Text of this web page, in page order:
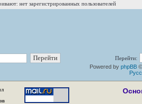
нет зарегистрированных пользователей
Перейти:
Powered by phpBB